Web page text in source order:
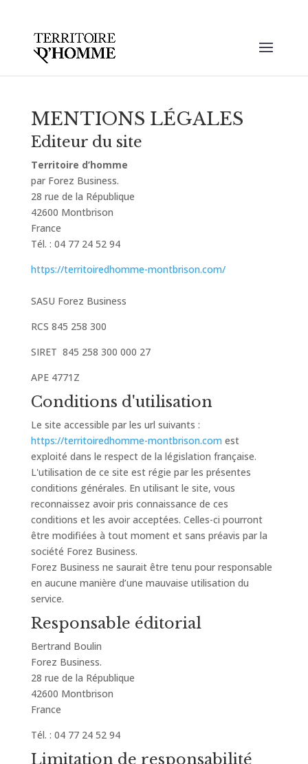
MENTIONS LÉGALES
Editeur du site
Territoire d’homme
par Forez Business.
28 rue de la République
42600 Montbrison
France
Tél. : 04 77 24 52 94
https://territoiredhomme-montbrison.com/
SASU Forez Business
RCS 845 258 300
SIRET 845 258 300 000 27
APE 4771Z
Conditions d'utilisation
Le site accessible par les url suivants :
https://territoiredhomme-montbrison.com est
exploité dans le respect de la législation française.
L'utilisation de ce site est régie par les présentes
conditions générales. En utilisant le site, vous
reconnaissez avoir pris connaissance de ces
conditions et les avoir acceptées. Celles-ci pourront
être modifiées à tout moment et sans préavis par la
société Forez Business.
Forez Business ne saurait être tenu pour responsable
en aucune manière d’une mauvaise utilisation du
service.
Responsable éditorial
Bertrand Boulin
Forez Business.
28 rue de la République
42600 Montbrison
France
Tél. : 04 77 24 52 94
Limitation de responsabilité